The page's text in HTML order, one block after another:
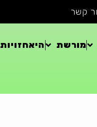
קשר
מורשת היאחזויות